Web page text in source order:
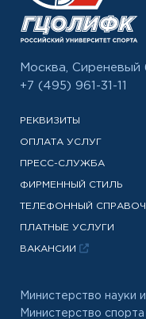
Москва, Сиреневый
+7 (495) 961-31-11
РЕКВИЗИТЫ
ОПЛАТА УСЛУГ
ПРЕСС-СЛУЖБА
ФИРМЕННЫЙ СТИЛЬ
ТЕЛЕФОННЫЙ
ПЛАТНЫЕ УСЛУГИ
ВАКАНСИИ
Министерство науки
Министерство